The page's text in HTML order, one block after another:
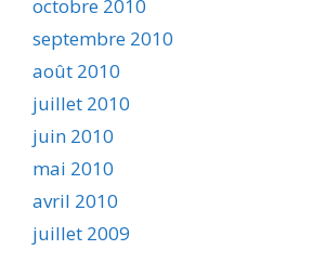
octobre 2010
septembre 2010
août 2010
juillet 2010
juin 2010
mai 2010
avril 2010
juillet 2009